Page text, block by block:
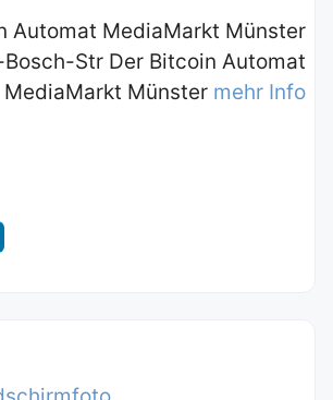
Automat MediaMarkt Münster
Str Der Bitcoin Automat
MediaMarkt Münster mehr Info